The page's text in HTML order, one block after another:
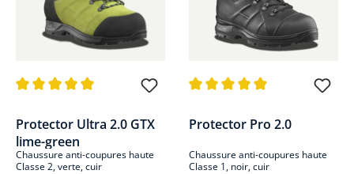
Protector Ultra 2.0 GTX
lime-green
Chaussure anti-coupures haute
Classe 2, verte, cuir
Protector Pro 2.0
Chaussure anti-coupures haute
Classe 1, noir, cuir